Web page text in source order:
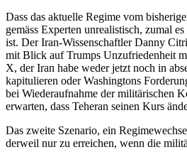
Dass das aktuelle Regime vom
gemäss Experten unrealistisch, zumal
ist. Der Iran-Wissenschaftler Danny
mit Blick auf Trumps Unzufriedenheit
X, der Iran habe weder jetzt noch in
kapitulieren oder Washingtons
bei Wiederaufnahme der militärischen
erwarten, dass Teheran seinen Kurs
Das zweite Szenario, ein
derweil nur zu erreichen, wenn die